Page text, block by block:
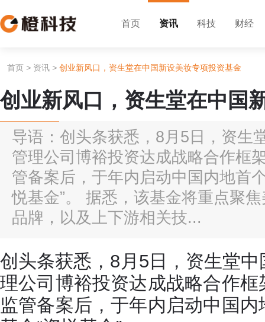
首页 资讯 科技 财经
首页 > 资讯 > 创业新风口，资生堂在中国新设美妆专项投资基金
创业新风口，资生堂在中国
导语：创头条获悉，8月5日，资生
管理公司博裕投资达成战略合作框
管备案后，于年内启动中国内地首
悦基金”。 据悉，该基金将重点聚
品牌，以及上下游相关技...
创头条获悉，8月5日，资生堂
理公司博裕投资达成战略合作
监管备案后，于年内启动中国